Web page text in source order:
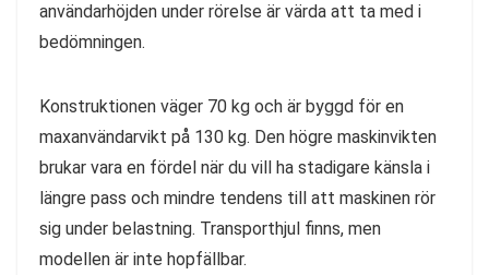
användarhöjden under rörelse är värda att ta med i
bedömningen.
Konstruktionen väger 70 kg och är byggd för en
maxanvändarvikt på 130 kg. Den högre maskinvikten
brukar vara en fördel när du vill ha stadigare känsla i
längre pass och mindre tendens till att maskinen rör
sig under belastning. Transporthjul finns, men
modellen är inte hopfällbar.